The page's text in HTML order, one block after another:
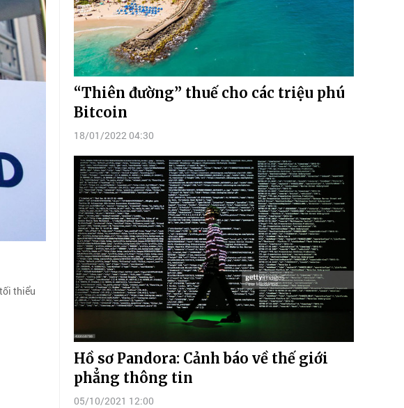
thiểu
“Thiên đường” thuế cho các triệu phú
Bitcoin
18/01/2022 04:30
Hồ sơ Pandora: Cảnh báo về thế giới
phẳng thông tin
05/10/2021 12:00